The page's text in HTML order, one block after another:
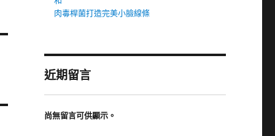
肉毒桿菌打造完美小臉線條
近期留言
尚無留言可供顯示。